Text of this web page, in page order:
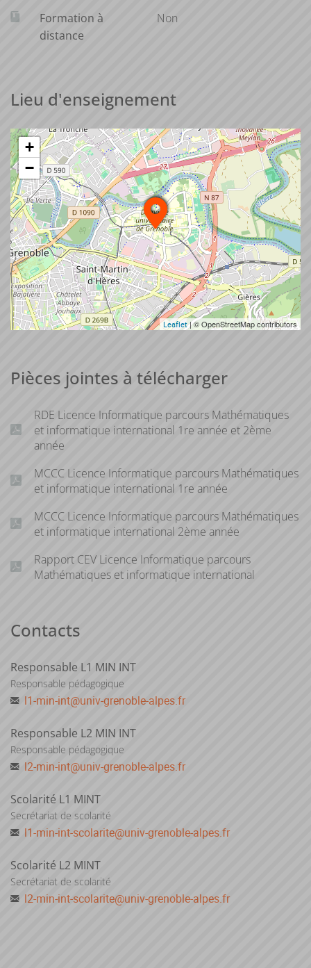
Formation à
distance
Non
Lieu d'enseignement
+
−
Leaflet| © OpenStreetMap contributors
Pièces jointes à télécharger
RDE Licence Informatique parcours Mathématiques
et informatique international 1re année et 2ème
année
MCCC Licence Informatique parcours Mathématiques
et informatique international 1re année
MCCC Licence Informatique parcours Mathématiques
et informatique international 2ème année
Rapport CEV Licence Informatique parcours
Mathématiques et informatique international
Contacts
Responsable L1 MIN INT
Responsable pédagogique
l1-min-int@univ-grenoble-alpes.fr
Responsable L2 MIN INT
Responsable pédagogique
l2-min-int@univ-grenoble-alpes.fr
Scolarité L1 MINT
Secrétariat de scolarité
l1-min-int-scolarite@univ-grenoble-alpes.fr
Scolarité L2 MINT
Secrétariat de scolarité
l2-min-int-scolarite@univ-grenoble-alpes.fr